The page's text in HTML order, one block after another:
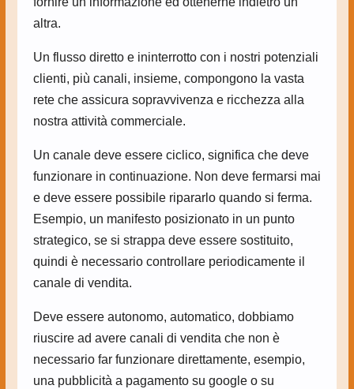
altra.
Un flusso diretto e ininterrotto con i nostri potenziali
clienti, più canali, insieme, compongono la vasta
rete che assicura sopravvivenza e ricchezza alla
nostra attività commerciale.
Un canale deve essere ciclico, significa che deve
funzionare in continuazione. Non deve fermarsi mai
e deve essere possibile ripararlo quando si ferma.
Esempio, un manifesto posizionato in un punto
strategico, se si strappa deve essere sostituito,
quindi è necessario controllare periodicamente il
canale di vendita.
Deve essere autonomo, automatico, dobbiamo
riuscire ad avere canali di vendita che non è
necessario far funzionare direttamente, esempio,
una pubblicità a pagamento su google o su